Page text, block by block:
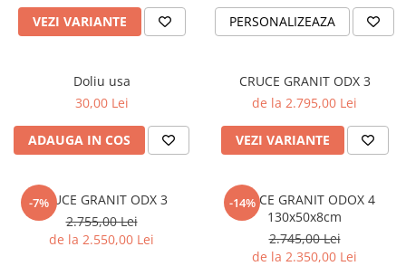
VEZI VARIANTE PERSONALIZEAZA
Doliu usa
30,00 Lei
ADAUGA IN COS
CRUCE GRANIT ODX 3
de la 2.795,00 Lei
VEZI VARIANTE
-7%
CRUCE GRANIT ODX 3
2.755,00 Lei
de la 2.550,00 Lei
-14%
CRUCE GRANIT ODOX 4
130x50x8cm
2.745,00 Lei
de la 2.350,00 Lei